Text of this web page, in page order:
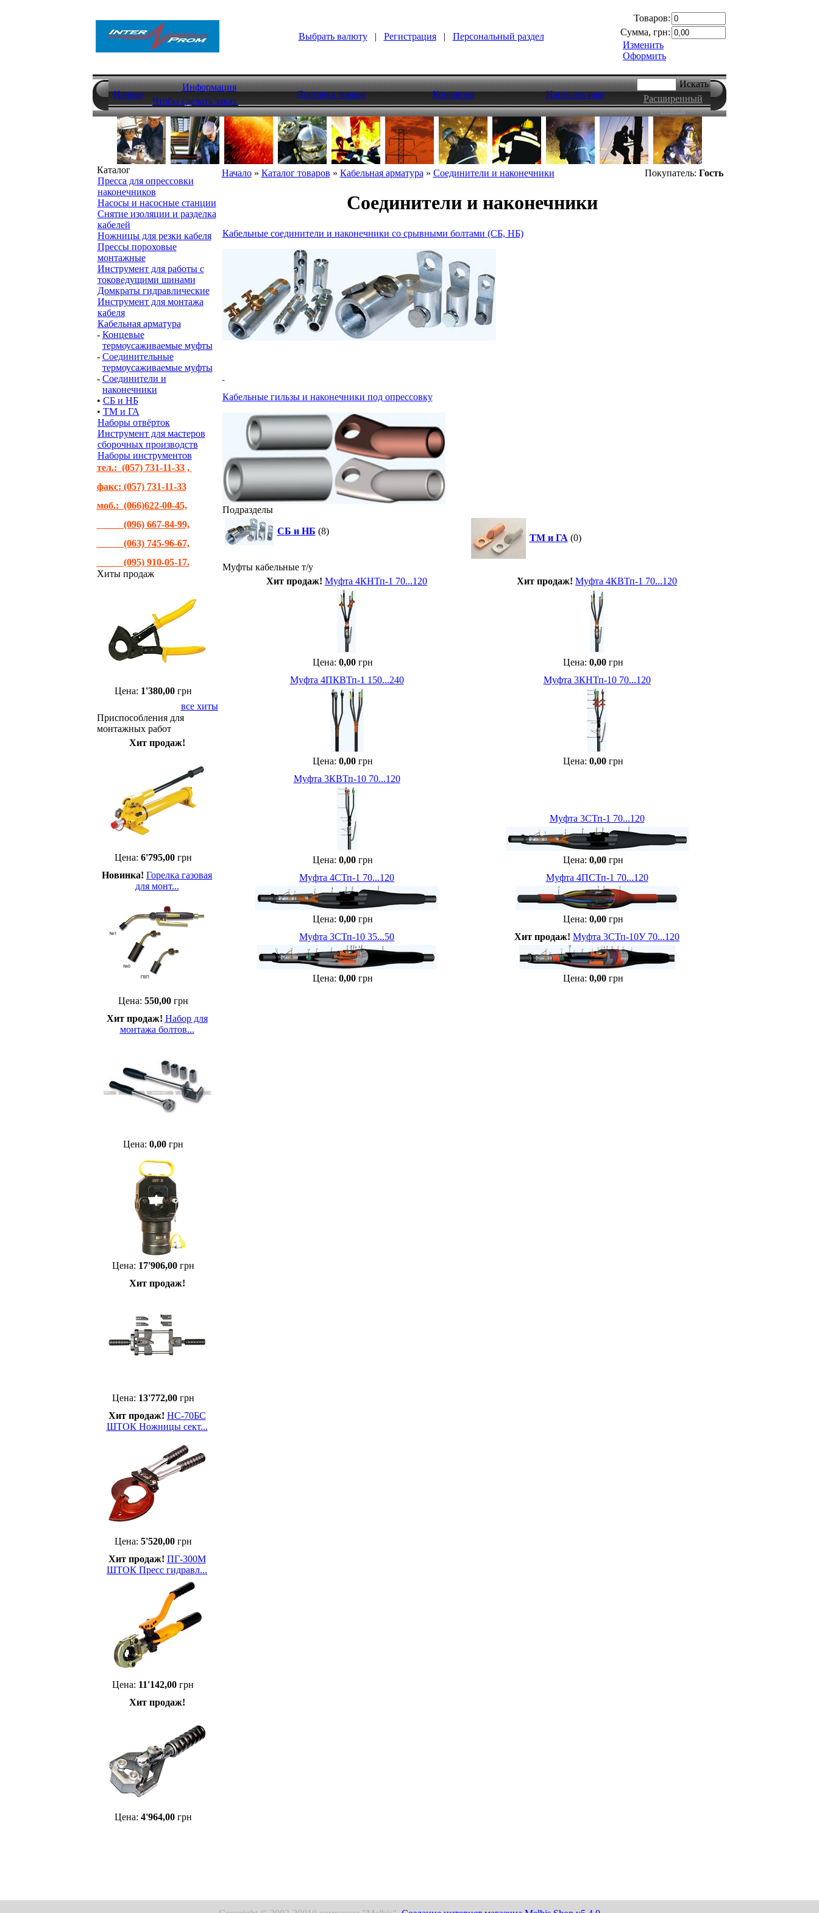
Выбрать валюту| Регистрация| Персональный раздел
Товаров:
Сумма, грн:
Изменить
Оформить
Начало
Информация
Чтобы сделать заказ
Доставка товара Контакты Написать нам
Искать
Расширенный
поиск
Каталог
Пресса для опрессовки
наконечников
Насосы и насосные станции
Снятие изоляции и разделка
кабелей
Ножницы для резки кабеля
Прессы пороховые
монтажные
Инструмент для работы с
токоведущими шинами
Домкраты гидравлические
Инструмент для монтажа
кабеля
Кабельная арматура
- Концевые
термоусаживаемые муфты
- Соединительные
термоусаживаемые муфты
- Соединители и
наконечники
• СБ и НБ
• ТМ и ГА
Наборы отвёрток
Инструмент для мастеров
сборочных производств
Наборы инструментов
тел.: (057) 731-11-33 ,
факс: (057) 731-11-33
моб.: (066)622-00-45,
(096) 667-84-99,
(063) 745-96-67,
(095) 910-05-17.
Хиты продаж
Цена: 1'380,00грн
все хиты
Приспособления для
монтажных работ
Хит продаж!
Цена: 6'795,00грн
Новинка! Горелка газовая
для монт...
Цена: 550,00грн
Хит продаж! Набор для
монтажа болтов...
Цена: 0,00грн
Цена: 17'906,00грн
Хит продаж!
Цена: 13'772,00грн
Хит продаж! НС-70БС
ШТОК Ножницы сект...
Цена: 5'520,00грн
Хит продаж! ПГ-300М
ШТОК Пресс гидравл...
Цена: 11'142,00 грн
Хит продаж!
Цена: 4'964,00грн
Начало» Каталог товаров » Кабельная арматура » Соединители и наконечники Покупатель: Гость
Соединители и наконечники
Кабельные соединители и наконечники со срывными болтами (СБ, НБ)
Кабельные гильзы и наконечники под опрессовку
Подразделы
СБ и НБ (8)
ТМ и ГА (0)
Муфты кабельные т/у
Хит продаж! Муфта 4КНТп-1 70...120
Цена: 0,00 грн
Хит продаж! Муфта 4КВТп-1 70...120
Цена: 0,00грн
Муфта 4ПКВТп-1 150...240
Цена: 0,00 грн
Муфта 3КНТп-10 70...120
Цена: 0,00грн
Муфта 3КВТп-10 70...120
Цена: 0,00 грн
Муфта 3СТп-1 70...120
Цена: 0,00грн
Муфта 4СТп-1 70...120
Цена: 0,00 грн
Муфта 4ПСТп-1 70...120
Цена: 0,00грн
Муфта 3СТп-10 35...50
Цена: 0,00 грн
Хит продаж! Муфта 3СТп-10У 70...120
Цена: 0,00грн